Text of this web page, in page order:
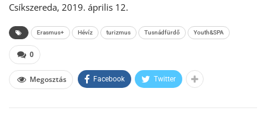
Csíkszereda, 2019. április 12.
Erasmus+ Hévíz turizmus Tusnádfürdő Youth&SPA
0
Megosztás Facebook Twitter